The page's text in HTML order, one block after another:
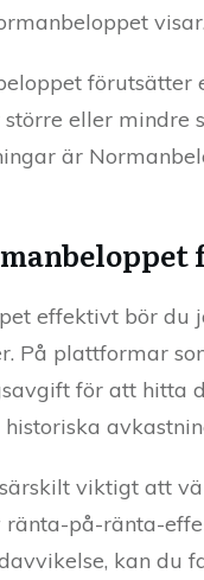
eller mindre
är
effektivt bör
På plattformar
för att hitta
viktigt att
på-ränta-
kan